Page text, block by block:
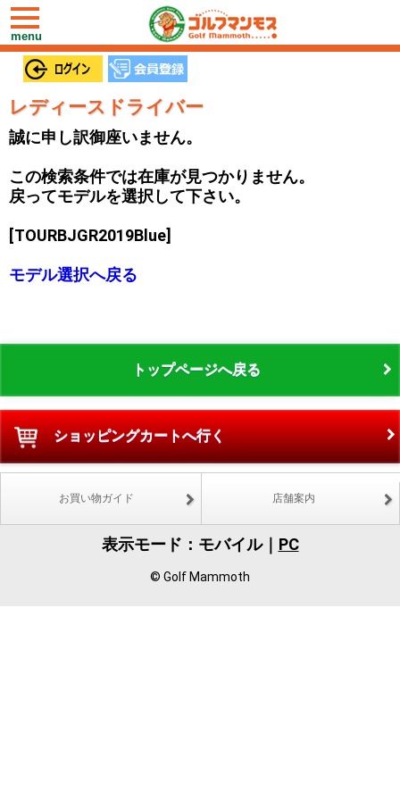
toggle
navigation
menu
レディースドライバー
誠に申し訳御座いません。
この検索条件では在庫が見つかりません。
戻ってモデルを選択して下さい。
[TOURBJGR2019Blue]
モデル選択へ戻る
トップページへ戻る
ショッピングカートへ行く
お買い物ガイド 店舗案内
表示モード：モバイル｜ PC
© Golf Mammoth